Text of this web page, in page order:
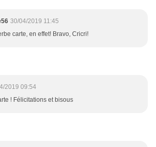
30/04/2019 11:45
carte, en effet! Bravo, Cricri!
2019 09:54
! Félicitations et bisous